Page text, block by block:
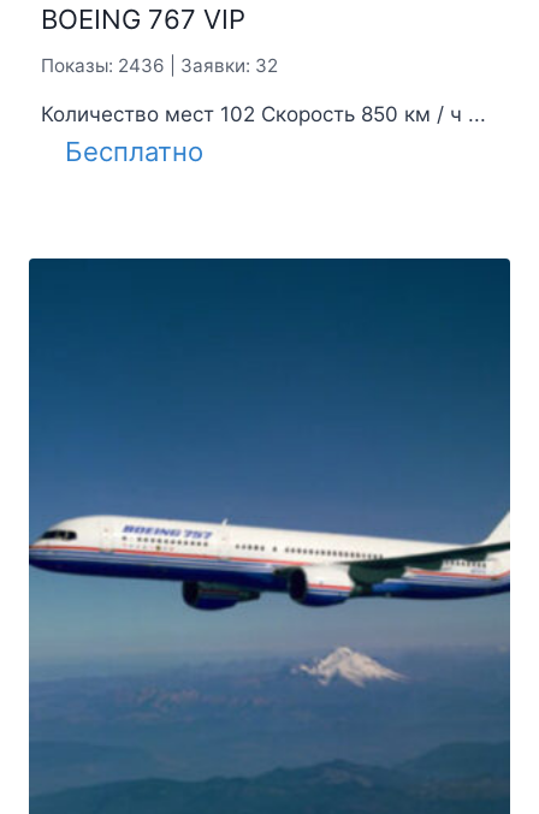
BOEING 767 VIP
Показы: 2436 | Заявки: 32
Количество мест 102 Скорость 850 км / ч ...
Бесплатно